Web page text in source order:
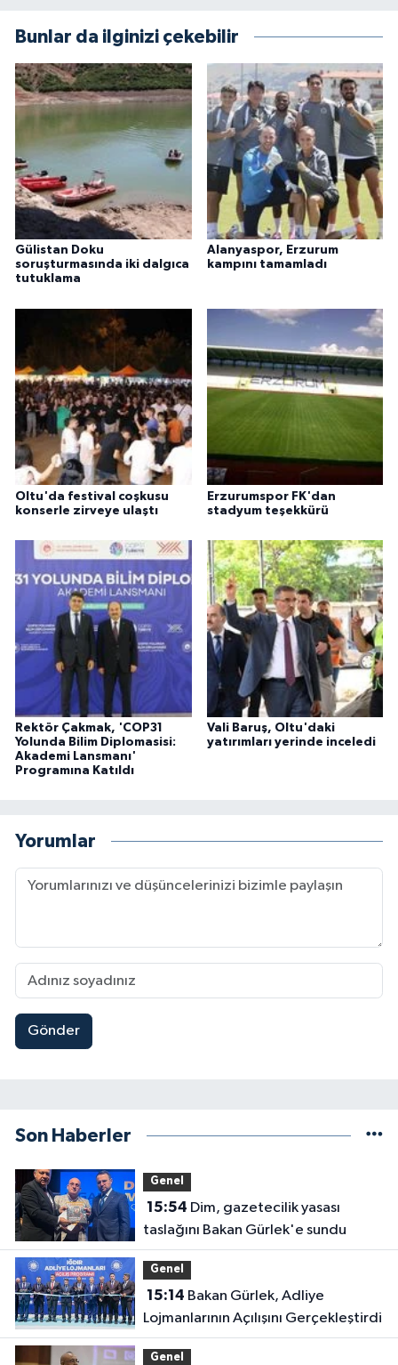
Bunlar da ilginizi çekebilir
Gülistan Doku
soruşturmasında iki dalgıca
tutuklama
Alanyaspor, Erzurum
kampını tamamladı
Oltu'da festival coşkusu
konserle zirveye ulaştı
Erzurumspor FK'dan
stadyum teşekkürü
Rektör Çakmak, 'COP31
Yolunda Bilim Diplomasisi:
Akademi Lansmanı'
Programına Katıldı
Vali Baruş, Oltu'daki
yatırımları yerinde inceledi
Yorumlar
Gönder
Son Haberler
Genel
15:54
taslağını Bakan Gürlek'e sundu
Genel
15:14
Lojmanlarının Açılışını Gerçekleştirdi
Genel